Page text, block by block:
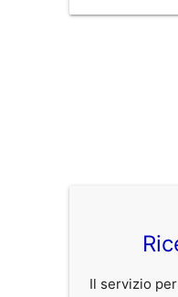
Il servizio